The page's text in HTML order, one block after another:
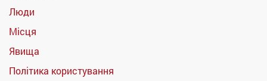
Люди
Місця
Явища
Політика користування